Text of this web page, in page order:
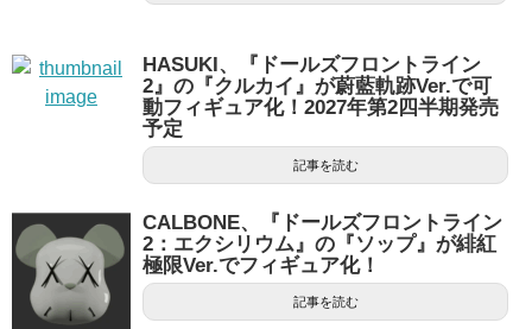
HASUKI、『ドールズフロントライン
2』の『クルカイ』が蔚藍軌跡Ver.で可
動フィギュア化！2027年第2四半期発売
予定
記事を読む
CALBONE、『ドールズフロントライン
2：エクシリウム』の『ソップ』が緋紅
極限Ver.でフィギュア化！
記事を読む